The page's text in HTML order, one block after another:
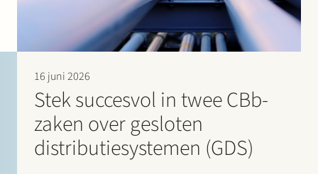
16 juni 2026
Stek succesvol in twee CBb-
zaken over gesloten
distributiesystemen (GDS)